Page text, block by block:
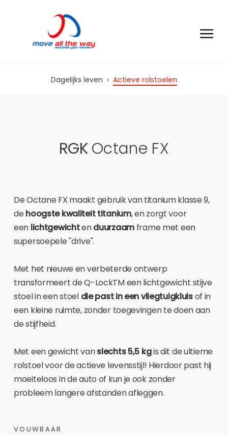
Dagelijks leven › Actieve rolstoelen
RGKOctane FX
De Octane FX maakt gebruik van titanium klasse 9,
dehoogste kwaliteit titanium, en zorgt voor
een lichtgewichtenduurzaamframe met een
supersoepele "drive".
Met het nieuwe en verbeterde ontwerp
transformeert de Q-LockTM een lichtgewicht stijve
stoel in een stoel die past in een vliegtuigkluisof in
een kleine ruimte, zonder toegevingen te doen aan
de stijfheid.
Met een gewicht vanslechts 5,5 kgis dit de ultieme
rolstoel voor de actieve levensstijl! Hierdoor past hij
moeiteloos in de auto of kun je ook zonder
probleem langere afstanden afleggen.
VOUWBAAR